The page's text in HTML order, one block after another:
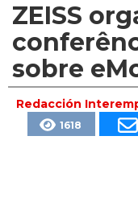
ZEISS
sobre
Redacción
1618